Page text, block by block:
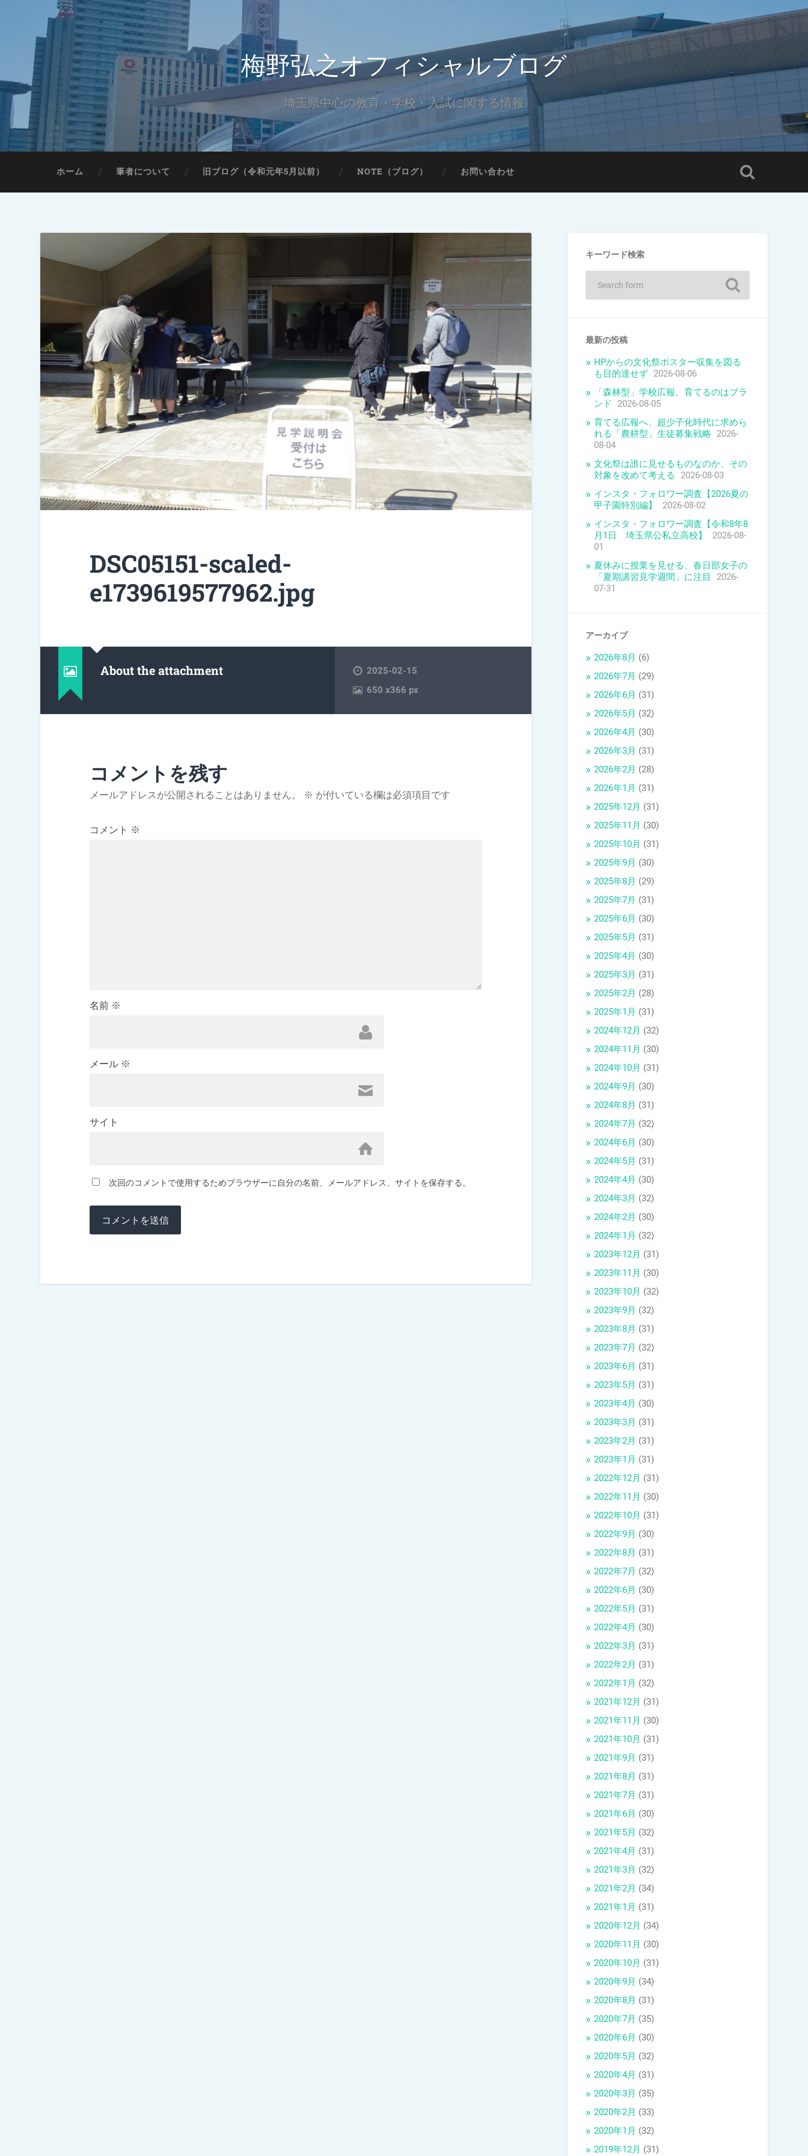
梅野弘之オフィシャルブログ
埼玉県中心の教育・学校・入試に関する情報
ホーム 筆者について 旧ブログ（令和元年5月以前） NOTE（ブログ） お問い合わせ
DSC05151-scaled-
e1739619577962.jpg
About the attachment
2025-02-15
650x366 px
コメントを残す
メールアドレスが公開されることはありません。 ※ が付いている欄は必須項目です
コメント ※
名前 ※
メール ※
サイト
次回のコメントで使用するためブラウザーに自分の名前、メールアドレス、サイトを保存する。
キーワード検索
最新の投稿
HPからの文化祭ポスター収集を図る
も目的達せず 2026-08-06
「森林型」学校広報、育てるのはブラ
ンド
2026-08-05
育てる広報へ、超少子化時代に求めら
れる「農耕型」生徒募集戦略 2026-
08-04
文化祭は誰に見せるものなのか、その
対象を改めて考える
2026-08-03
インスタ・フォロワー調査【2026夏の
甲子園特別編】
2026-08-02
インスタ・フォロワー調査【令和8年8
月1日 埼玉県公私立高校】
2026-08-
01
夏休みに授業を見せる、春日部女子の
「夏期講習見学週間」に注目
2026-
07-31
アーカイブ
2026年8月 (6)
2026年7月 (29)
2026年6月 (31)
2026年5月 (32)
2026年4月 (30)
2026年3月 (31)
2026年2月 (28)
2026年1月 (31)
2025年12月 (31)
2025年11月 (30)
2025年10月 (31)
2025年9月 (30)
2025年8月 (29)
2025年7月 (31)
2025年6月 (30)
2025年5月 (31)
2025年4月 (30)
2025年3月 (31)
2025年2月 (28)
2025年1月 (31)
2024年12月 (32)
2024年11月 (30)
2024年10月 (31)
2024年9月 (30)
2024年8月 (31)
2024年7月 (32)
2024年6月 (30)
2024年5月 (31)
2024年4月 (30)
2024年3月 (32)
2024年2月 (30)
2024年1月 (32)
2023年12月 (31)
2023年11月 (30)
2023年10月 (32)
2023年9月 (32)
2023年8月 (31)
2023年7月 (32)
2023年6月 (31)
2023年5月 (31)
2023年4月 (30)
2023年3月 (31)
2023年2月 (31)
2023年1月 (31)
2022年12月 (31)
2022年11月 (30)
2022年10月 (31)
2022年9月 (30)
2022年8月 (31)
2022年7月 (32)
2022年6月 (30)
2022年5月 (31)
2022年4月 (30)
2022年3月 (31)
2022年2月 (31)
2022年1月 (32)
2021年12月 (31)
2021年11月 (30)
2021年10月 (31)
2021年9月 (31)
2021年8月 (31)
2021年7月 (31)
2021年6月 (30)
2021年5月 (32)
2021年4月 (31)
2021年3月 (32)
2021年2月 (34)
2021年1月 (31)
2020年12月 (34)
2020年11月 (30)
2020年10月 (31)
2020年9月 (34)
2020年8月 (31)
2020年7月 (35)
2020年6月 (30)
2020年5月 (32)
2020年4月 (31)
2020年3月 (35)
2020年2月 (33)
2020年1月 (32)
2019年12月 (31)